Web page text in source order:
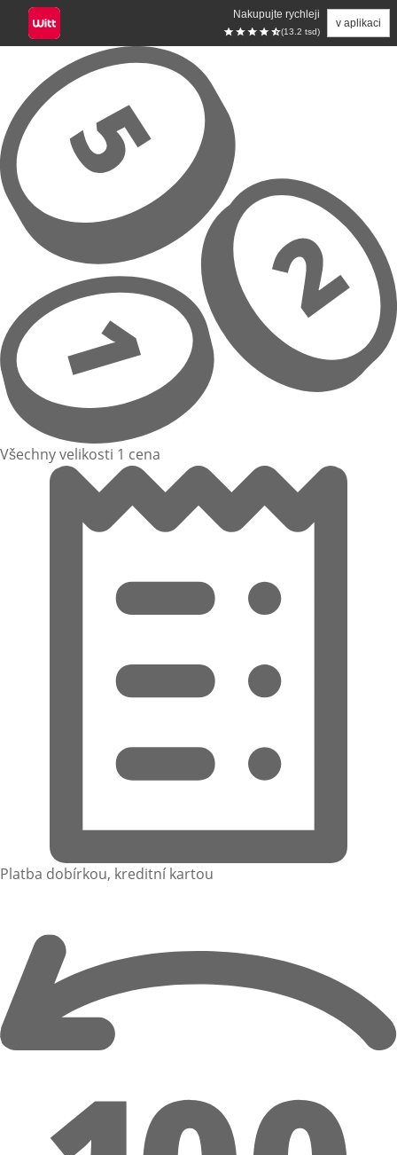
Nakupujte rychleji
(13.2 tsd)
v aplikaci
Přeskočit na hlavní obsah
Všechny velikosti 1 cena
Platba dobírkou, kreditní kartou